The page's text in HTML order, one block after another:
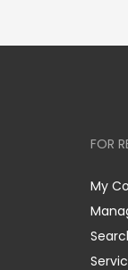
FOR
My